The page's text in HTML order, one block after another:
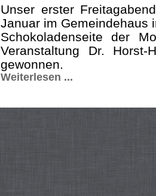
Unser erster
Januar im Gemeindehaus
Schokoladenseite der
Veranstaltung Dr. Horst-
gewonnen.
Weiterlesen ...